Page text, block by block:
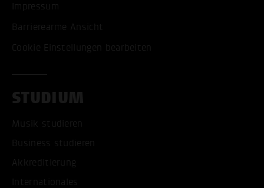
Impressum
Barrierearme Ansicht
Cookie Einstellungen bearbeiten
STUDIUM
Musik studieren
Business studieren
Akkreditierung
Internationales